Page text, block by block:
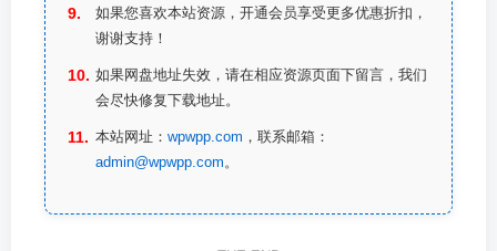
如果您喜欢本站资源，开通会员享受更多优惠折扣，
谢谢支持！
如果网盘地址失效，请在相应资源页面下留言，我们
会尽快修复下载地址。
本站网址： wpwpp.com ，联系邮箱：
admin@wpwpp.com。